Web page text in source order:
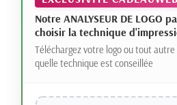
Notre ANALYSEUR DE LOGO
choisir la technique
Téléchargez votre logo ou tout
quelle technique est conseillée